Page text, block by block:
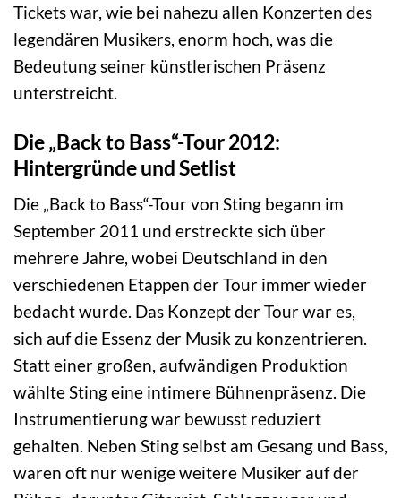
Tickets war, wie bei nahezu allen Konzerten des
legendären Musikers, enorm hoch, was die
Bedeutung seiner künstlerischen Präsenz
unterstreicht.
Die „Back to Bass“-Tour 2012:
Hintergründe und Setlist
Die „Back to Bass“-Tour von Sting begann im
September 2011 und erstreckte sich über
mehrere Jahre, wobei Deutschland in den
verschiedenen Etappen der Tour immer wieder
bedacht wurde. Das Konzept der Tour war es,
sich auf die Essenz der Musik zu konzentrieren.
Statt einer großen, aufwändigen Produktion
wählte Sting eine intimere Bühnenpräsenz. Die
Instrumentierung war bewusst reduziert
gehalten. Neben Sting selbst am Gesang und Bass,
waren oft nur wenige weitere Musiker auf der